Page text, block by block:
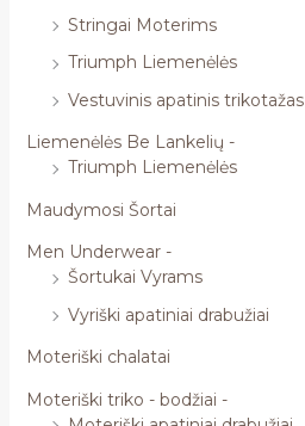
Stringai Moterims
Triumph Liemenėlės
Vestuvinis apatinis trikotažas
Liemenėlės Be Lankelių -
Triumph Liemenėlės
Maudymosi Šortai
Men Underwear -
Šortukai Vyrams
Vyriški apatiniai drabužiai
Moteriški chalatai
Moteriški triko - bodžiai -